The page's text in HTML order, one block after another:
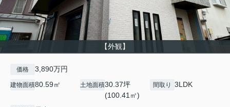
【外観】
価格 3,890万円
建物面積80.59㎡ 土地面積30.37坪
(100.41㎡)
間取り 3LDK